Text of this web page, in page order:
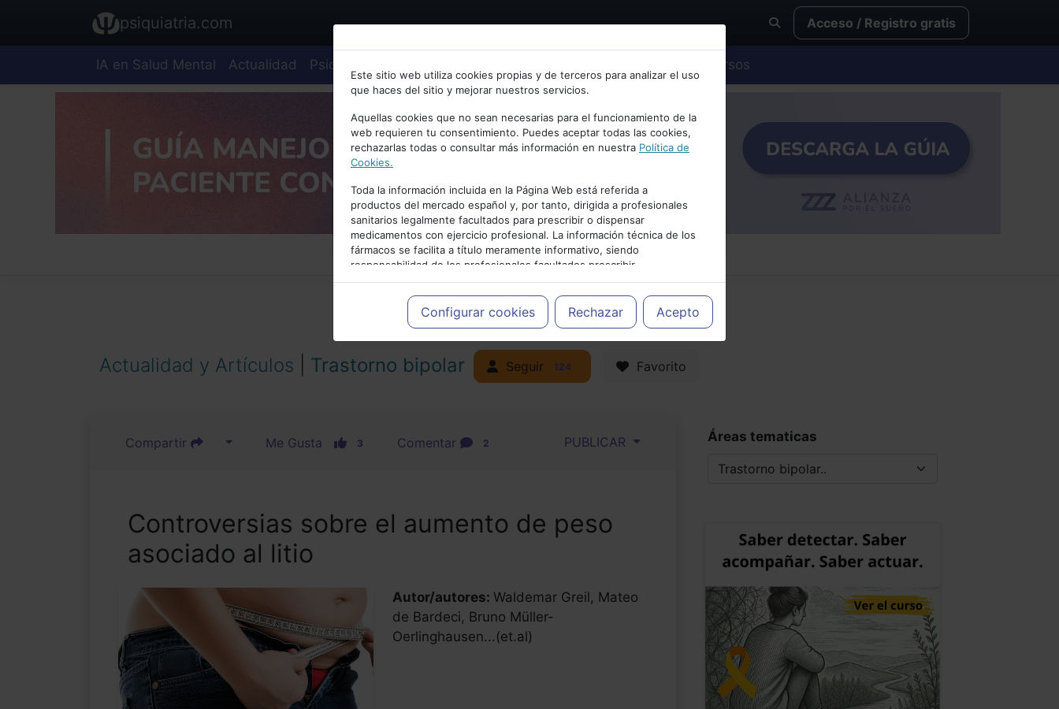
Bienvenid@ a psiquiatria.com
Escribe tu Email
Accede o regístrate con tu email.
Cancelar
psiquiatria.com Acceso / Registro gratis
IA en Salud Mental Actualidad Psiquiatría Cursos
Este sitio web utiliza cookies propias y de terceros para analizar el uso
que haces del sitio y mejorar nuestros servicios.
Aquellas cookies que no sean necesarias para el funcionamiento de la
web requieren tu consentimiento. Puedes aceptar todas las cookies,
rechazarlas todas o consultar más información en nuestra Política de
Cookies.
Toda la información incluida en la Página Web está referida a
productos del mercado español y, por tanto, dirigida a profesionales
sanitarios legalmente facultados para prescribir o dispensar
medicamentos con ejercicio profesional. La información técnica de los
fármacos se facilita a título meramente informativo, siendo
responsabilidad de los profesionales facultados prescribir
medicamentos y decidir, en cada caso concreto, el tratamiento más
adecuado a las necesidades del paciente.
Configurar cookies Rechazar Acepto
PUBLICIDAD
Actualidad y Artículos Trastorno bipolar Seguir 124 Favorito
Compartir Me Gusta 3 Comentar 2 PUBLICAR
Controversias sobre el aumento de peso
asociado al litio
Autor/autores: Waldemar Greil, Mateo
de Bardeci, Bruno Müller-
Oerlinghausen...(et.al)
Áreas tematicas